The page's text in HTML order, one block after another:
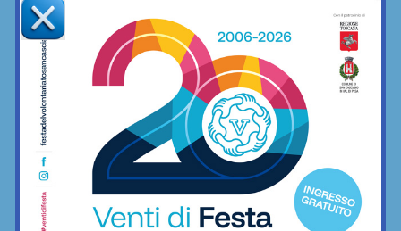
Nuoto
Calcio
Coppa Italia di Serie D, il Grassina
comincia il 23 agosto contro la
Lucchese
Calcio
Serie D, ecco i gironi 2026/27. Grassina
e San Donato Tavarnelle con tre
emiliane, una laziale e una umbra
Il Grassina vola in Serie D. E arrivano